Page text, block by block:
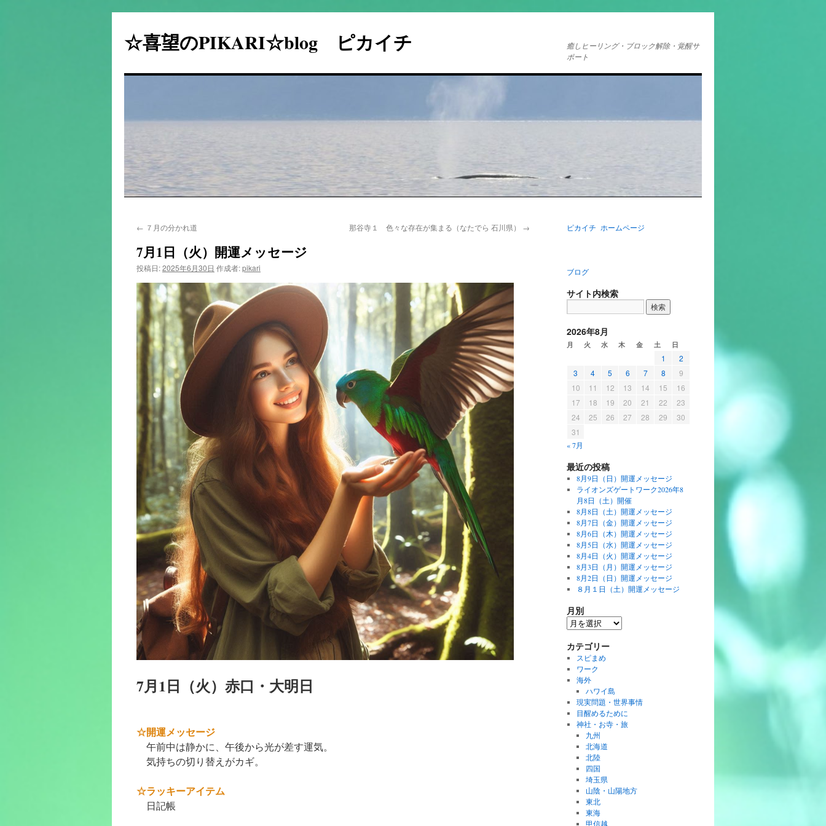
☆喜望のPIKARI☆blog ピカイチ
癒しヒーリング・ブロック解除・覚醒サ
ポート
ツ
ス
← ７月の分かれ道 那谷寺１ 色々な存在が集まる（なたでら 石川県） →
7月1日（火）開運メッセージ
投稿日:2025年6月30日 作成者:pikari
7月1日（火）赤口・大明日
☆開運メッセージ
午前中は静かに、午後から光が差す運気。
気持ちの切り替えがカギ。
☆ラッキーアイテム
日記帳
ピカイチ ホームページ
ブログ
サイト内検索
2026年8月
月 火 水 木 金 土 日
1
2
3
4 5 6 7 8
9
10
11 12 13 14 15
16
17
18 19 20 21 22
23
24
25 26 27 28 29
30
31
« 7月
最近の投稿
8月9日（日）開運メッセージ
ライオンズゲートワーク2026年8
月8日（土）開催
8月8日（土）開運メッセージ
8月7日（金）開運メッセージ
8月6日（木）開運メッセージ
8月5日（水）開運メッセージ
8月4日（火）開運メッセージ
8月3日（月）開運メッセージ
8月2日（日）開運メッセージ
８月１日（土）開運メッセージ
月別
月
別
カテゴリー
スピまめ
ワーク
海外
ハワイ島
現実問題・世界事情
目醒めるために
神社・お寺・旅
九州
北海道
北陸
四国
埼玉県
山陰・山陽地方
東北
東海
甲信越